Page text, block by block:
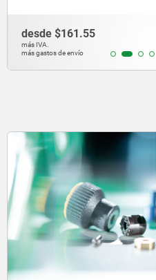
desde $2,091.35
más IVA.
más gastos de envío